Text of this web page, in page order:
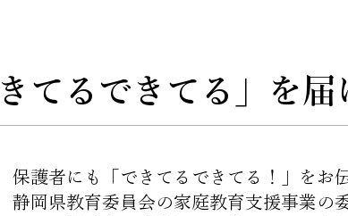
てるできてる」を届
保護者にも「できてるできてる！」をお
静岡県教育委員会の家庭教育支援事業の